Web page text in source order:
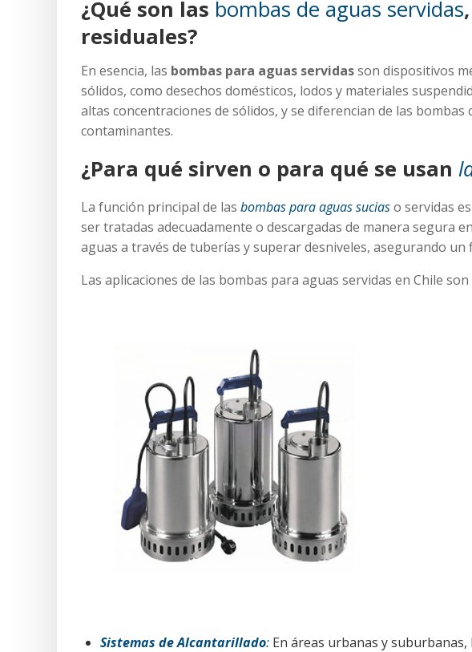
¿Qué son las bombas de aguas servidas
residuales?
En esencia, las bombas para aguas servidasson dispositivos
sólidos, como desechos domésticos, lodos y materiales
altas concentraciones de sólidos, y se diferencian de las
contaminantes.
¿Para qué sirven o para qué se usan
La función principal de las bombas para aguas suciaso servidas
ser tratadas adecuadamente o descargadas de manera segura
aguas a través de tuberías y superar desniveles, asegurando
Las aplicaciones de las bombas para aguas servidas en Chile
Sistemas de Alcantarillado: En áreas urbanas y